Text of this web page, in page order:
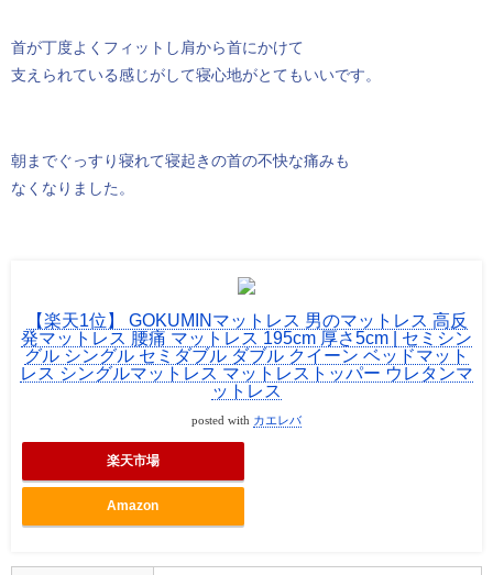
首が丁度よくフィットし肩から首にかけて
支えられている感じがして寝心地がとてもいいです。
朝までぐっすり寝れて寝起きの首の不快な痛みも
なくなりました。
【楽天1位】 GOKUMINマットレス 男のマットレス 高反
発マットレス 腰痛 マットレス 195cm 厚さ5cm | セミシン
グル シングル セミダブル ダブル クイーン ベッドマット
レス シングルマットレス マットレストッパー ウレタンマ
ットレス
posted with カエレバ
楽天市場
Amazon